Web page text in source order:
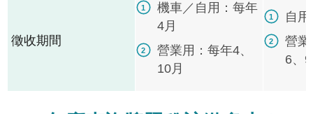
徵收期間
機車／自用：每年
4月
營業用：每年4、
10月
自
營業
6、